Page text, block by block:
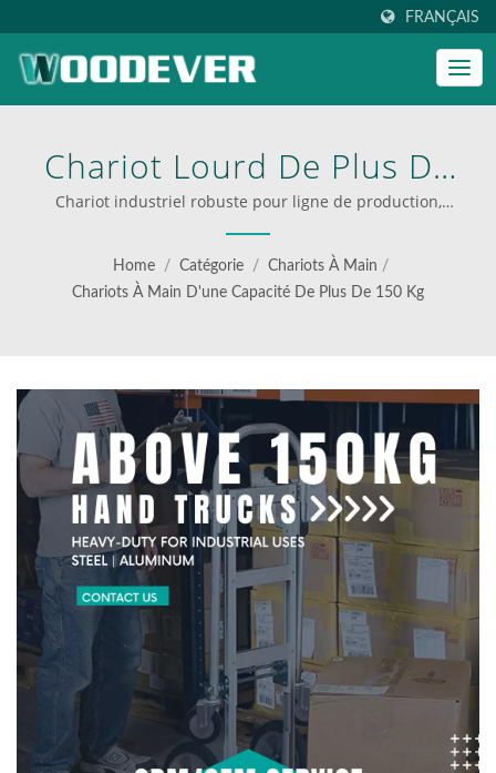
FRANÇAIS
Chariot Lourd De Plus De
150 Kg, Créant Un
Environnement De Travail
Sûr Et Efficace. |
De Manutention Durable
Et Polyvalent De
WOODEVER
Chariot industriel robuste pour ligne de production,
livraison logistique et chantier. | chariots multifonctions
pour une logistique efficace
Home / Catégorie / Chariots À Main /
Chariots À Main D'une Capacité De Plus De 150 Kg